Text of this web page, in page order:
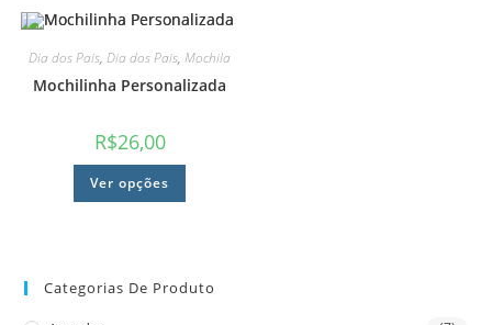
Dia dos Pais,Dia dos Pais,Mochila
Mochilinha Personalizada
R$26,00
Ver opções
Categorias De Produto